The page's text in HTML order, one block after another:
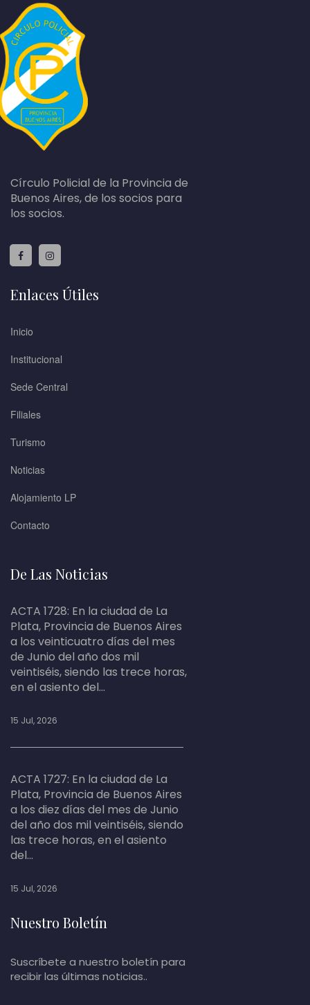
Círculo Policial de la Provincia de
Buenos Aires, de los socios para
los socios.
Enlaces Útiles
Inicio
Institucional
Sede Central
Filiales
Turismo
Noticias
Alojamiento LP
Contacto
De Las Noticias
ACTA 1728: En la ciudad de La
Plata, Provincia de Buenos Aires
a los veinticuatro días del mes
de Junio del año dos mil
veintiséis, siendo las trece horas,
en el asiento del...
15 Jul, 2026
ACTA 1727: En la ciudad de La
Plata, Provincia de Buenos Aires
a los diez días del mes de Junio
del año dos mil veintiséis, siendo
las trece horas, en el asiento
del...
15 Jul, 2026
Nuestro Boletín
Suscríbete a nuestro boletín para
recibir las últimas noticias..